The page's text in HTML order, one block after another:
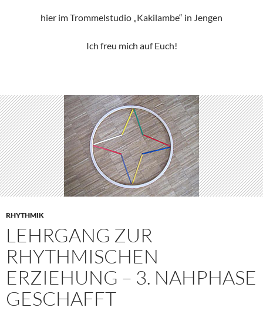
hier im Trommelstudio „Kakilambe“ in Jengen
Ich freu mich auf Euch!
RHYTHMIK
LEHRGANG ZUR
RHYTHMISCHEN
ERZIEHUNG – 3. NAHPHASE
GESCHAFFT